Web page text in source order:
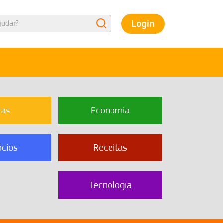
Login
Economia
Receitas
Tecnologia